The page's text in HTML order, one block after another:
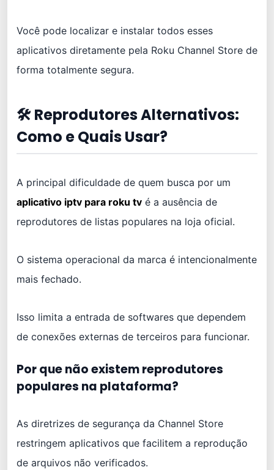
Você pode localizar e instalar todos esses
aplicativos diretamente pela Roku Channel Store de
forma totalmente segura.
🛠️ Reprodutores Alternativos:
Como e Quais Usar?
A principal dificuldade de quem busca por um
aplicativo iptv para roku tv é a ausência de
reprodutores de listas populares na loja oficial.
O sistema operacional da marca é intencionalmente
mais fechado.
Isso limita a entrada de softwares que dependem
de conexões externas de terceiros para funcionar.
Por que não existem reprodutores
populares na plataforma?
As diretrizes de segurança da Channel Store
restringem aplicativos que facilitem a reprodução
de arquivos não verificados.